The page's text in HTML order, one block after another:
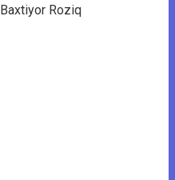
Baxtiyor Roziq